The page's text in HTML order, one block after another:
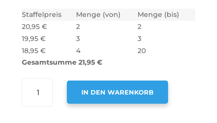
Staffelpreis Menge (von)
Menge (bis)
20,95 € 2
2
19,95 € 3
3
18,95 € 4
20
Gesamtsumme 21,95 €
AKTIVKOHLEFILTERIN DEN WARENKORB